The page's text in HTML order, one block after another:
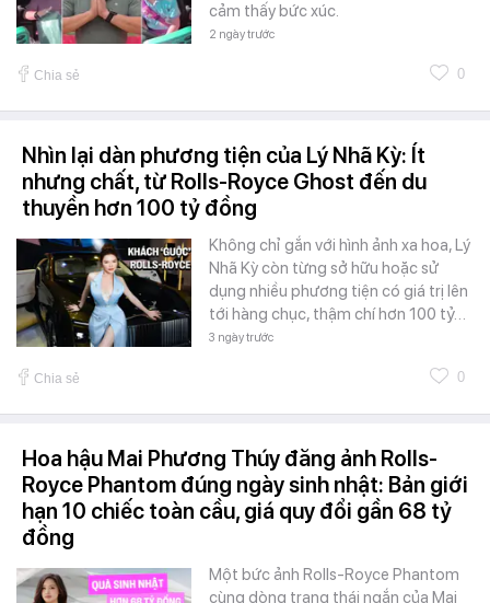
cảm thấy bức xúc.
2 ngày trước
Chia sẻ 0
Nhìn lại dàn phương tiện của Lý Nhã Kỳ: Ít
nhưng chất, từ Rolls-Royce Ghost đến du
thuyền hơn 100 tỷ đồng
Không chỉ gắn với hình ảnh xa hoa, Lý
Nhã Kỳ còn từng sở hữu hoặc sử
dụng nhiều phương tiện có giá trị lên
tới hàng chục, thậm chí hơn 100 tỷ…
3 ngày trước
Chia sẻ 0
Hoa hậu Mai Phương Thúy đăng ảnh Rolls-
Royce Phantom đúng ngày sinh nhật: Bản giới
hạn 10 chiếc toàn cầu, giá quy đổi gần 68 tỷ
đồng
Một bức ảnh Rolls-Royce Phantom
cùng dòng trạng thái ngắn của Mai